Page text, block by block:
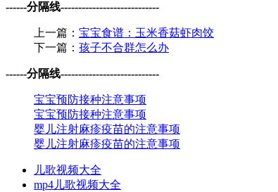
------分隔线----------------------------
上一篇： 宝宝食谱：玉米香菇虾肉饺
下一篇： 孩子不合群怎么办
------分隔线----------------------------
宝宝预防接种注意事项
宝宝预防接种注意事项
婴儿注射麻疹疫苗的注意事项
婴儿注射麻疹疫苗的注意事项
儿歌视频大全
mp4儿歌视频大全